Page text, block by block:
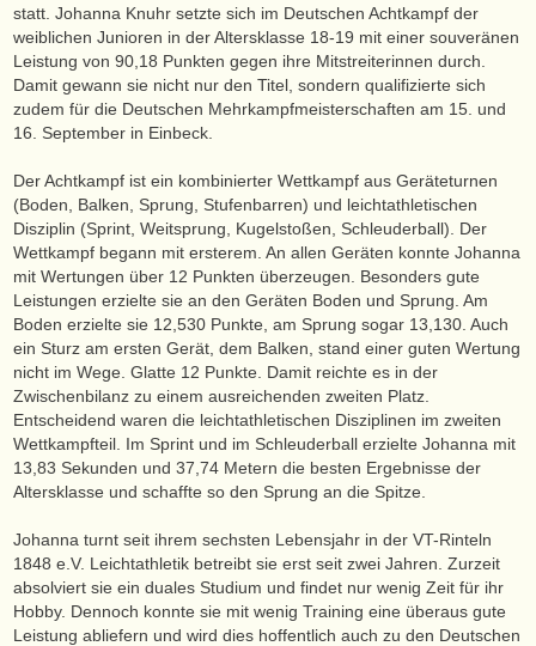
statt. Johanna Knuhr setzte sich im Deutschen Achtkampf der
weiblichen Junioren in der Altersklasse 18-19 mit einer souveränen
Leistung von 90,18 Punkten gegen ihre Mitstreiterinnen durch.
Damit gewann sie nicht nur den Titel, sondern qualifizierte sich
zudem für die Deutschen Mehrkampfmeisterschaften am 15. und
16. September in Einbeck.
Der Achtkampf ist ein kombinierter Wettkampf aus Geräteturnen
(Boden, Balken, Sprung, Stufenbarren) und leichtathletischen
Disziplin (Sprint, Weitsprung, Kugelstoßen, Schleuderball). Der
Wettkampf begann mit ersterem. An allen Geräten konnte Johanna
mit Wertungen über 12 Punkten überzeugen. Besonders gute
Leistungen erzielte sie an den Geräten Boden und Sprung. Am
Boden erzielte sie 12,530 Punkte, am Sprung sogar 13,130. Auch
ein Sturz am ersten Gerät, dem Balken, stand einer guten Wertung
nicht im Wege. Glatte 12 Punkte. Damit reichte es in der
Zwischenbilanz zu einem ausreichenden zweiten Platz.
Entscheidend waren die leichtathletischen Disziplinen im zweiten
Wettkampfteil. Im Sprint und im Schleuderball erzielte Johanna mit
13,83 Sekunden und 37,74 Metern die besten Ergebnisse der
Altersklasse und schaffte so den Sprung an die Spitze.
Johanna turnt seit ihrem sechsten Lebensjahr in der VT-Rinteln
1848 e.V. Leichtathletik betreibt sie erst seit zwei Jahren. Zurzeit
absolviert sie ein duales Studium und findet nur wenig Zeit für ihr
Hobby. Dennoch konnte sie mit wenig Training eine überaus gute
Leistung abliefern und wird dies hoffentlich auch zu den Deutschen